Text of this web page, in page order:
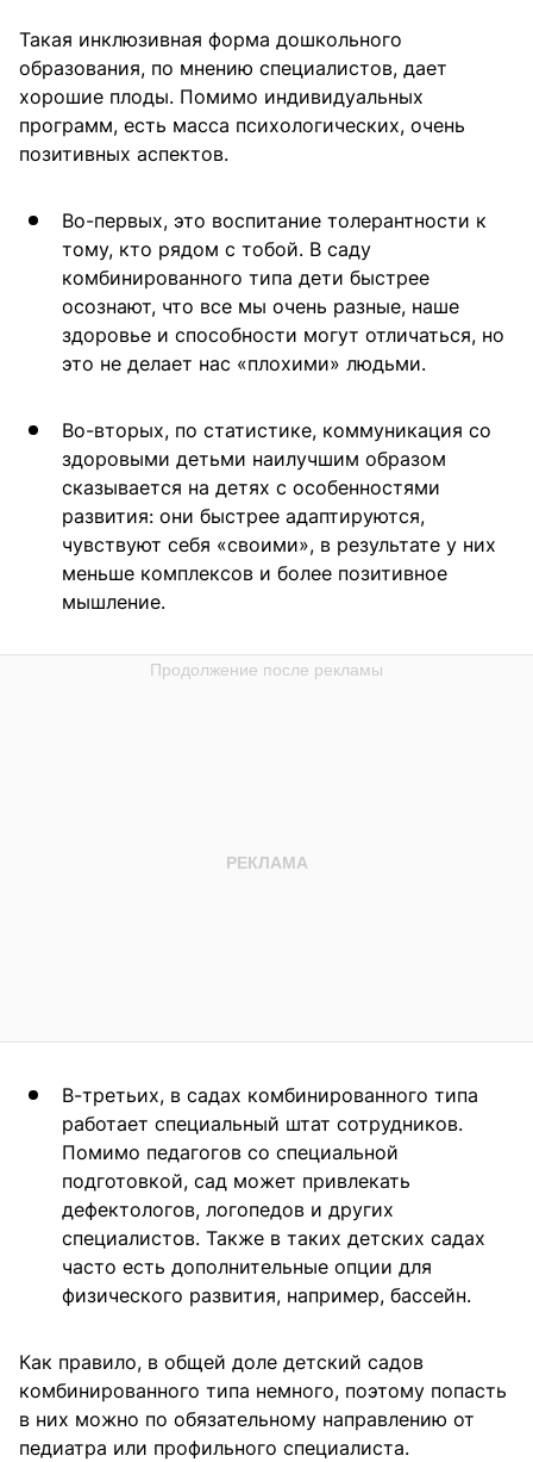
Такая инклюзивная форма дошкольного
образования, по мнению специалистов, дает
хорошие плоды. Помимо индивидуальных
программ, есть масса психологических, очень
позитивных аспектов.
Во-первых, это воспитание толерантности к
тому, кто рядом с тобой. В саду
комбинированного типа дети быстрее
осознают, что все мы очень разные, наше
здоровье и способности могут отличаться, но
это не делает нас «плохими» людьми.
Во-вторых, по статистике, коммуникация со
здоровыми детьми наилучшим образом
сказывается на детях с особенностями
развития: они быстрее адаптируются,
чувствуют себя «своими», в результате у них
меньше комплексов и более позитивное
мышление.
В-третьих, в садах комбинированного типа
работает специальный штат сотрудников.
Помимо педагогов со специальной
подготовкой, сад может привлекать
дефектологов, логопедов и других
специалистов. Также в таких детских садах
часто есть дополнительные опции для
физического развития, например, бассейн.
Как правило, в общей доле детский садов
комбинированного типа немного, поэтому попасть
в них можно по обязательному направлению от
педиатра или профильного специалиста.